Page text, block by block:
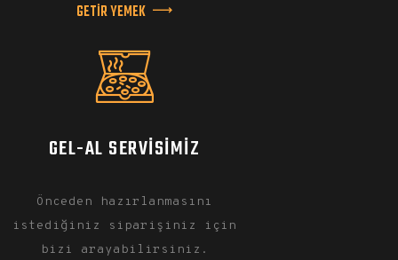
GETİR YEMEK
GEL-AL SERVISIMIZ
Önceden hazırlanmasını
istediğiniz siparişiniz için
bizi arayabilirsiniz.